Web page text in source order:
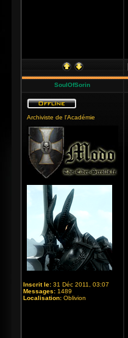
SoulOfSorin
Archiviste de l'Académie
Inscrit le: 31 Déc 2011, 03:07
Messages: 1489
Localisation: Oblivion